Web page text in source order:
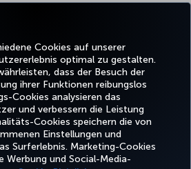
Cookies auf unserer
optimal zu gestalten.
dass der Besuch der
ihrer Funktionen reibungslos
Cookies analysieren das
und verbessern die Leistung
Cookies speichern die von
Einstellungen und
Surferlebnis. Marketing-Cookies
Werbung und Social-Media-
YouTubeLinkedIn
TikTokBlogPinterest
ANGEBOTE
UND
HILFE MILES&SMILES